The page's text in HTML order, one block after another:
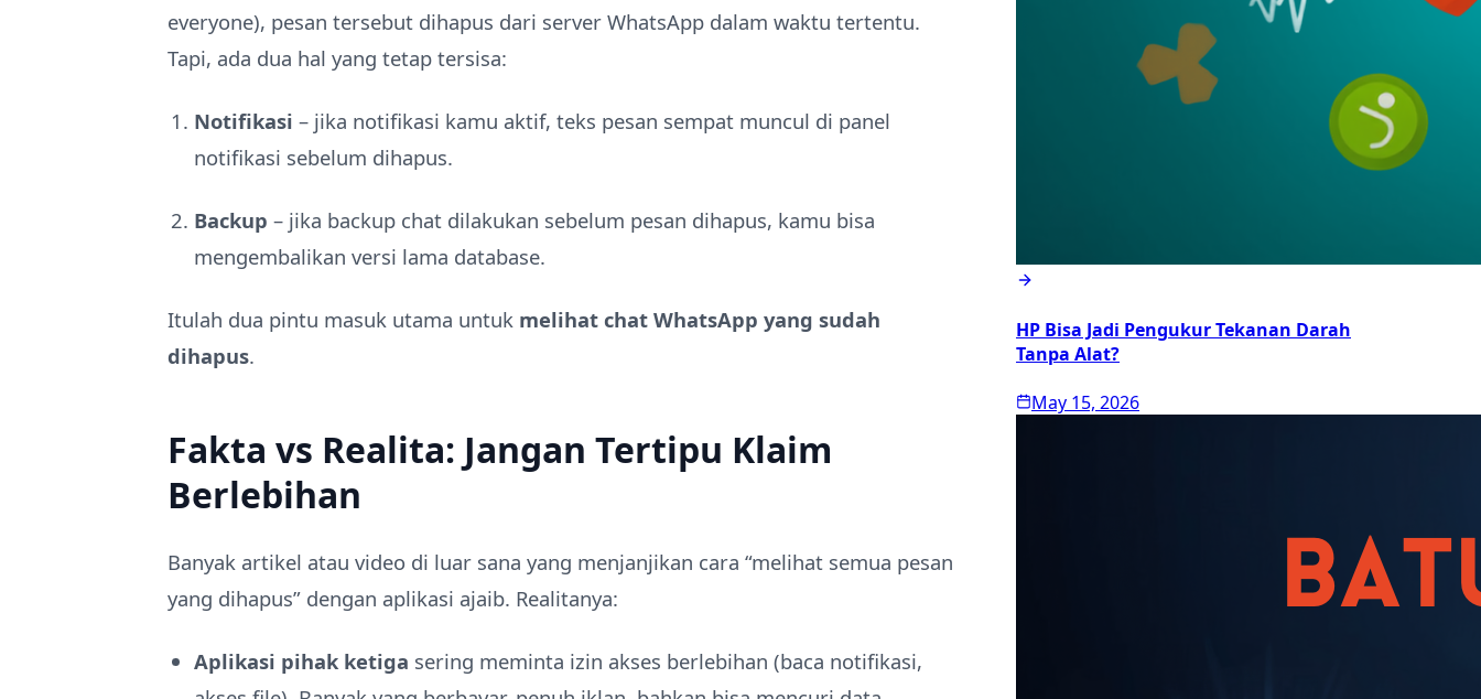
everyone), pesan tersebut dihapus dari server WhatsApp dalam waktu tertentu.
Tapi, ada dua hal yang tetap tersisa:
Notifikasi – jika notifikasi kamu aktif, teks pesan sempat muncul di panel
notifikasi sebelum dihapus.
Backup – jika backup chat dilakukan sebelum pesan dihapus, kamu bisa
mengembalikan versi lama database.
Itulah dua pintu masuk utama untuk melihat chat WhatsApp yang sudah
dihapus.
Fakta vs Realita: Jangan Tertipu Klaim
Berlebihan
Banyak artikel atau video di luar sana yang menjanjikan cara “melihat semua pesan
yang dihapus” dengan aplikasi ajaib. Realitanya:
Aplikasi pihak ketiga sering meminta izin akses berlebihan (baca notifikasi,
HP Bisa Jadi Pengukur Tekanan Darah
Tanpa Alat?
May 15, 2026